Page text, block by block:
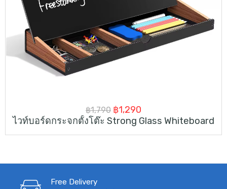
฿1,790 Original
price
฿1,290
price
ไวท์บอร์ดกระจกตั้งโต๊ะ Strong Glass Whiteboard
Free Delivery